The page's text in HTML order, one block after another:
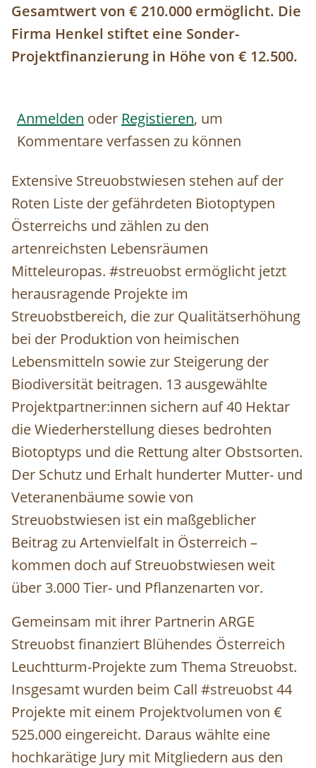
Gesamtwert von € 210.000 ermöglicht. Die
Firma Henkel stiftet eine Sonder-
Projektfinanzierung in Höhe von € 12.500.
Anmelden oder Registieren, um
Kommentare verfassen zu können
Extensive Streuobstwiesen stehen auf der
Roten Liste der gefährdeten Biotoptypen
Österreichs und zählen zu den
artenreichsten Lebensräumen
Mitteleuropas. #streuobst ermöglicht jetzt
herausragende Projekte im
Streuobstbereich, die zur Qualitätserhöhung
bei der Produktion von heimischen
Lebensmitteln sowie zur Steigerung der
Biodiversität beitragen. 13 ausgewählte
Projektpartner:innen sichern auf 40 Hektar
die Wiederherstellung dieses bedrohten
Biotoptyps und die Rettung alter Obstsorten.
Der Schutz und Erhalt hunderter Mutter- und
Veteranenbäume sowie von
Streuobstwiesen ist ein maßgeblicher
Beitrag zu Artenvielfalt in Österreich –
kommen doch auf Streuobstwiesen weit
über 3.000 Tier- und Pflanzenarten vor.
Gemeinsam mit ihrer Partnerin ARGE
Streuobst finanziert Blühendes Österreich
Leuchtturm-Projekte zum Thema Streuobst.
Insgesamt wurden beim Call #streuobst 44
Projekte mit einem Projektvolumen von €
525.000 eingereicht. Daraus wählte eine
hochkarätige Jury mit Mitgliedern aus den